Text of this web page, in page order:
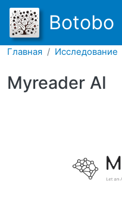
Botobo
Главная Исследование
Myreader AI